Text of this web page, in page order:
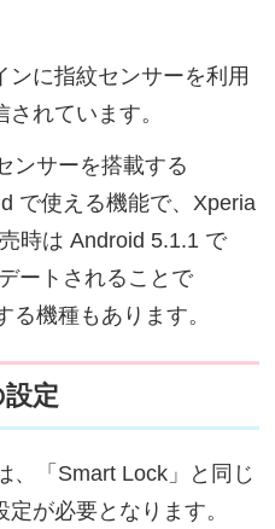
ンに指紋センサーを利用
れています。
ンサーを搭載する
で使える機能で、Xperia
時は Android 5.1.1 で
ートされることで
る機種もあります。
定
、「Smart Lock」と同じ
が必要となります。